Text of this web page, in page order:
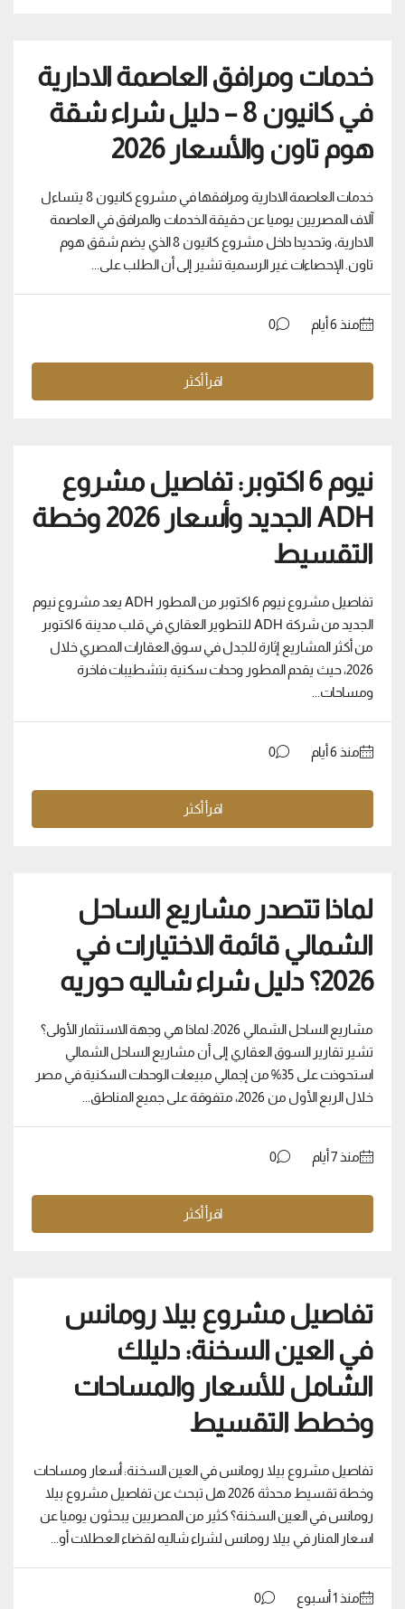
خدمات ومرافق العاصمة الادارية
في كانيون 8 – دليل شراء شقة
هوم تاون والأسعار 2026
خدمات العاصمة الادارية ومرافقها في مشروع كانيون 8 يتساءل
آلاف المصريين يوميا عن حقيقة الخدمات والمرافق في العاصمة
الادارية، وتحديدا داخل مشروع كانيون 8 الذي يضم شقق هوم
تاون. الإحصاءات غير الرسمية تشير إلى أن الطلب على...
منذ ‏6 أيام 0
اقرأ أكثر
نيوم 6 اكتوبر: تفاصيل مشروع
ADH الجديد وأسعار 2026 وخطة
التقسيط
تفاصيل مشروع نيوم 6 اكتوبر من المطور ADH يعد مشروع نيوم
الجديد من شركة ADH للتطوير العقاري في قلب مدينة 6 اكتوبر
من أكثر المشاريع إثارة للجدل في سوق العقارات المصري خلال
2026، حيث يقدم المطور وحدات سكنية بتشطيبات فاخرة
ومساحات...
منذ ‏6 أيام 0
اقرأ أكثر
لماذا تتصدر مشاريع الساحل
الشمالي قائمة الاختيارات في
2026؟ دليل شراء شاليه حوريه
مشاريع الساحل الشمالي 2026: لماذا هي وجهة الاستثمار الأولى؟
تشير تقارير السوق العقاري إلى أن مشاريع الساحل الشمالي
استحوذت على 35% من إجمالي مبيعات الوحدات السكنية في مصر
خلال الربع الأول من 2026، متفوقة على جميع المناطق...
منذ ‏7 أيام 0
اقرأ أكثر
تفاصيل مشروع بيلا رومانس
في العين السخنة: دليلك
الشامل للأسعار والمساحات
وخطط التقسيط
تفاصيل مشروع بيلا رومانس في العين السخنة: أسعار ومساحات
وخطة تقسيط محدثة 2026 هل تبحث عن تفاصيل مشروع بيلا
رومانس في العين السخنة؟ كثير من المصريين يبحثون يوميا عن
اسعار المنار في بيلا رومانس لشراء شاليه لقضاء العطلات أو...
منذ ‏1 أسبوع 0